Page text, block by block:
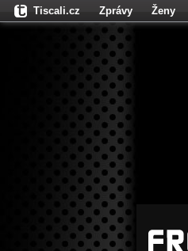
Tiscali.cz Zprávy Ženy
Fights.cz